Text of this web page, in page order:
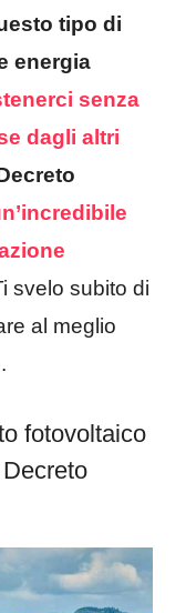
tipo di
energia
senza
dagli altri
svelo subito di
al meglio
fotovoltaico